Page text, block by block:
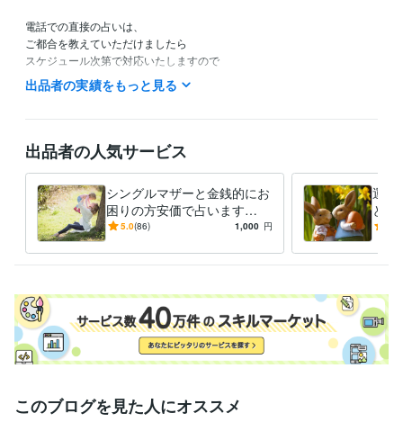
電話での直接の占いは、
ご都合を教えていただけましたら
スケジュール次第で対応いたしますので
お気軽にお声かけください。
お電話での鑑定希望の方はメッセージで
また、待機中のサインがある場合はすぐに
鑑定できます。
どうぞ悩みや改善したい内容を
お聞かせください。
営業 / 個人営業
カスタマーサポート・カスタマーサクセス / カスタマーサポート・ヘ
ルプデスク
経験年数 : 8年
コンサルタント / 経営コンサルタント 経験年数 : 22年
コンサルタント / 組織・人事コンサルタント 経験年数 : 14年
得意分野
出品者の実績をもっと見る
出品者の人気サービス
シングルマザーと金銭的にお
困りの方安価で占います
今、苦しい立場にある方を応
5.0(86) 1,000 円
運気
とか
える
このブログを見た人にオススメ